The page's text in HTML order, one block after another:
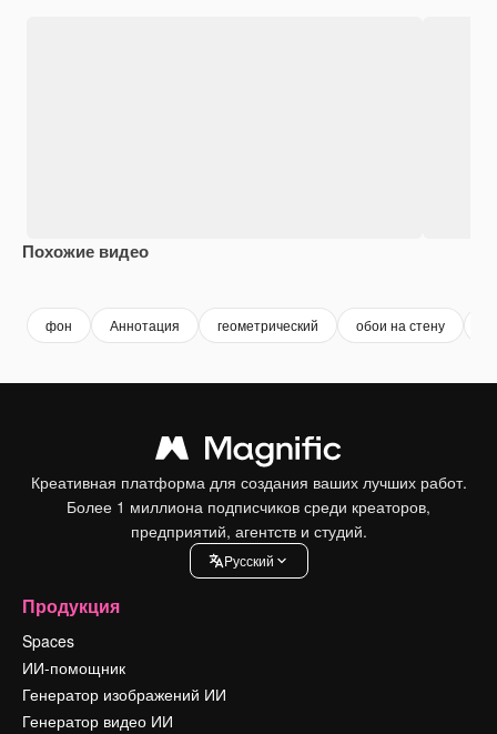
Похожие видео
фон Аннотация геометрический обои на стену
Креативная платформа для создания ваших лучших работ.
Более 1 миллиона подписчиков среди креаторов,
предприятий, агентств и студий.
Pусский
Продукция
Spaces
ИИ-помощник
Генератор изображений ИИ
Генератор видео ИИ